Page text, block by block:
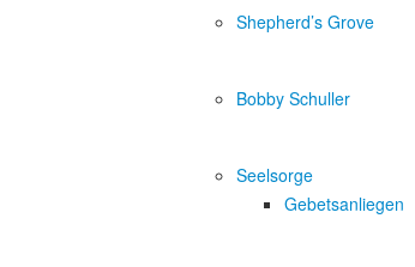
Shepherd’s Grove
Bobby Schuller
Seelsorge
Gebetsanliegen